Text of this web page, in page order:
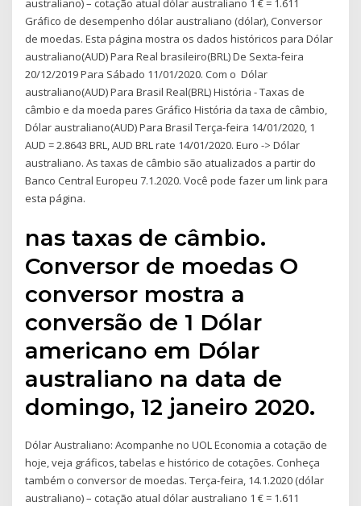
australiano) – cotação atual dólar australiano 1 € = 1.611
Gráfico de desempenho dólar australiano (dólar), Conversor
de moedas. Esta página mostra os dados históricos para Dólar
australiano(AUD) Para Real brasileiro(BRL) De Sexta-feira
20/12/2019 Para Sábado 11/01/2020. Com o Dólar
australiano(AUD) Para Brasil Real(BRL) História - Taxas de
câmbio e da moeda pares Gráfico História da taxa de câmbio,
Dólar australiano(AUD) Para Brasil Terça-feira 14/01/2020, 1
AUD = 2.8643 BRL, AUD BRL rate 14/01/2020. Euro -> Dólar
australiano. As taxas de câmbio são atualizados a partir do
Banco Central Europeu 7.1.2020. Você pode fazer um link para
esta página.
nas taxas de câmbio.
Conversor de moedas O
conversor mostra a
conversão de 1 Dólar
americano em Dólar
australiano na data de
domingo, 12 janeiro 2020.
Dólar Australiano: Acompanhe no UOL Economia a cotação de
hoje, veja gráficos, tabelas e histórico de cotações. Conheça
também o conversor de moedas. Terça-feira, 14.1.2020 (dólar
australiano) – cotação atual dólar australiano 1 € = 1.611